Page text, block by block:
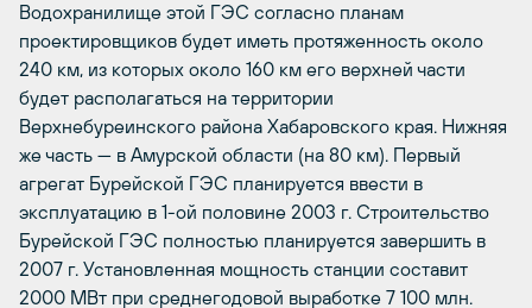
Водохранилище этой ГЭС согласно планам
проектировщиков будет иметь протяженность около
240 км, из которых около 160 км его верхней части
будет располагаться на территории
Верхнебуреинского района Хабаровского края. Нижняя
же часть — в Амурской области (на 80 км). Первый
агрегат Бурейской ГЭС планируется ввести в
эксплуатацию в 1-ой половине 2003 г. Строительство
Бурейской ГЭС полностью планируется завершить в
2007 г. Установленная мощность станции составит
2000 МВт при среднегодовой выработке 7 100 млн.